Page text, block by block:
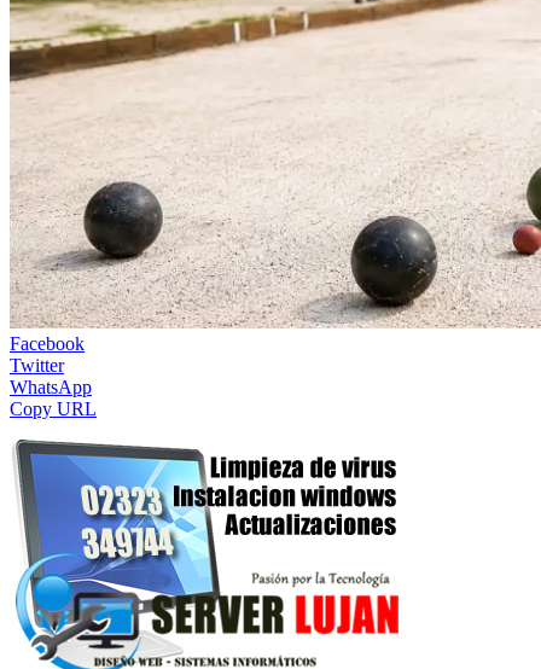
Facebook
Twitter
WhatsApp
Copy URL